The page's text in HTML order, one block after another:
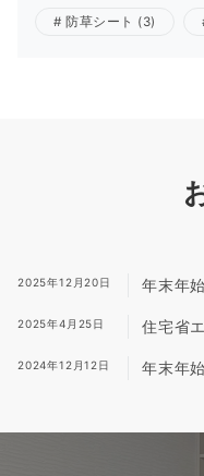
防草シート (3)
2025年12月20日 年末年
2025年4月25日 住宅省
2024年12月12日 年末年